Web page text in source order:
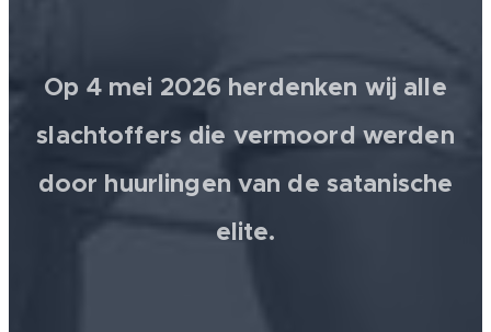
Op 4 mei 2026 herdenken wij alle
slachtoffers die vermoord werden
door huurlingen van de satanische
elite.